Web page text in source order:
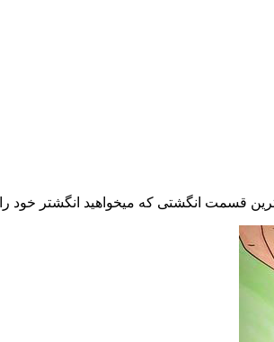
قسمت انگشتی که میخواهید انگشتر خود